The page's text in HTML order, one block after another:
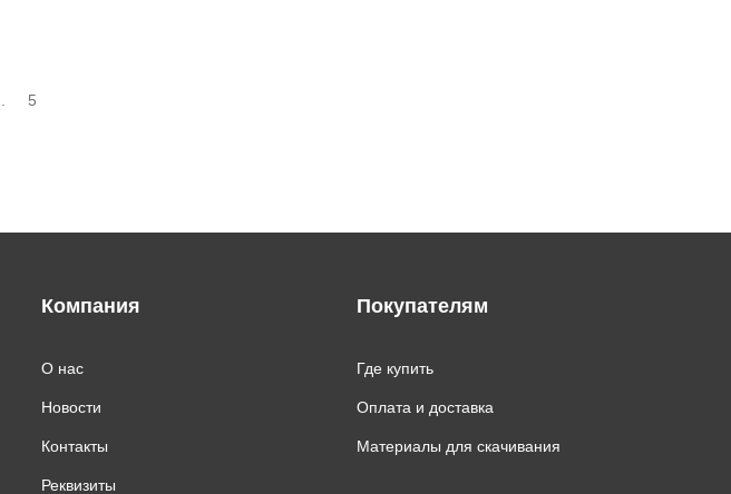
5
Компания
О нас
Новости
Контакты
Реквизиты
Покупателям
Где купить
Оплата и доставка
Материалы для скачивания